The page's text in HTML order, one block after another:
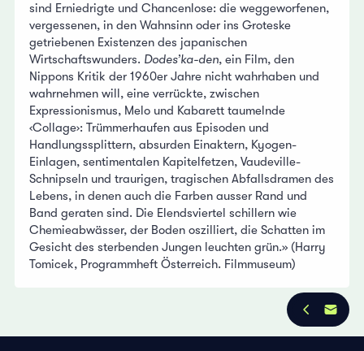
sind Erniedrigte und Chancenlose: die weggeworfenen,
vergessenen, in den Wahnsinn oder ins Groteske
getriebenen Existenzen des japanischen
Wirtschaftswunders. Dodes’ka-den, ein Film, den
Nippons Kritik der 1960er Jahre nicht wahrhaben und
wahrnehmen will, eine verrückte, zwischen
Expressionismus, Melo und Kabarett taumelnde
‹Collage›: Trümmerhaufen aus Episoden und
Handlungssplittern, absurden Einaktern, Kyogen-
Einlagen, sentimentalen Kapitelfetzen, Vaudeville-
Schnipseln und traurigen, tragischen Abfallsdramen des
Lebens, in denen auch die Farben ausser Rand und
Band geraten sind. Die Elendsviertel schillern wie
Chemieabwässer, der Boden oszilliert, die Schatten im
Gesicht des sterbenden Jungen leuchten grün.» (Harry
Tomicek, Programmheft Österreich. Filmmuseum)